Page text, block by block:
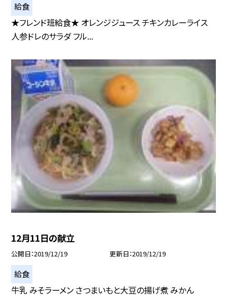
給食
★フレンド班給食★ オレンジジュース チキンカレーライス
人参ドレのサラダ フル...
12月11日の献立
公開日 2019/12/19 更新日 2019/12/19
給食
牛乳 みそラーメン さつまいもと大豆の揚げ煮 みかん